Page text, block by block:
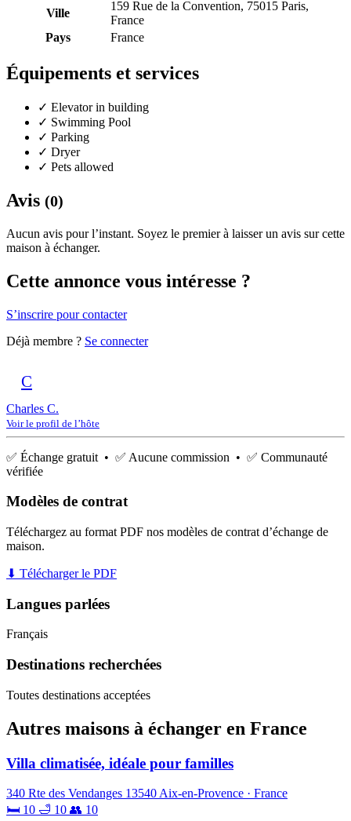
Ville
159 Rue de la Convention, 75015 Paris,
France
Pays
France
Équipements et services
✓ Elevator in building
✓ Swimming Pool
✓ Parking
✓ Dryer
✓ Pets allowed
Avis (0)
Aucun avis pour l’instant. Soyez le premier à laisser un avis sur cette
maison à échanger.
Cette annonce vous intéresse ?
S’inscrire pour contacter
Déjà membre ? Se connecter
C
Charles C.
Voir le profil de l’hôte
✅ Échange gratuit • ✅ Aucune commission • ✅ Communauté
vérifiée
Modèles de contrat
Téléchargez au format PDF nos modèles de contrat d’échange de
maison.
⬇ Télécharger le PDF
Langues parlées
Français
Destinations recherchées
Toutes destinations acceptées
Autres maisons à échanger en France
Villa climatisée, idéale pour familles
340 Rte des Vendanges 13540 Aix-en-Provence · France
🛏 10 🛁 10 👥 10